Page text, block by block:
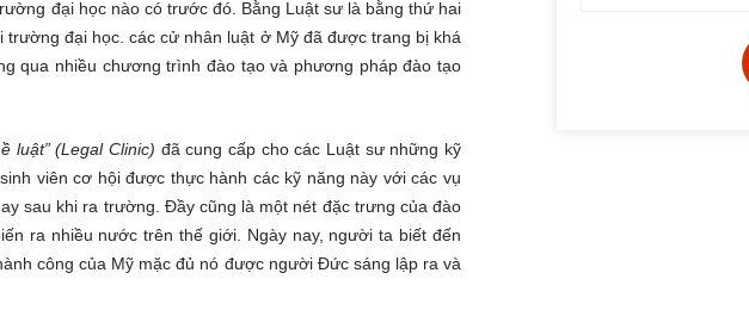
đại học nào có trước đó. Bằng Luật sư là bằng thứ hai
đại học. các cử nhân luật ở Mỹ đã được trang bị khá
qua nhiều chương trình đào tạo và phương pháp đào tạo
luật” (Legal Clinic) đã cung cấp cho các Luật sư những kỹ
viên cơ hội được thực hành các kỹ năng này với các vụ
sau khi ra trường. Đầy cũng là một nét đặc trưng của đào
ra nhiều nước trên thế giới. Ngày nay, người ta biết đến
công của Mỹ mặc đủ nó được người Đức sáng lập ra và